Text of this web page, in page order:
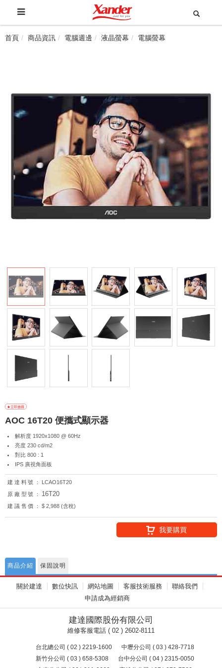
首頁 商品資訊 電腦週邊 液晶螢幕 電腦螢幕
AOC 16T20 便攜式顯示器
解析度 1920x1080 @ 60Hz
亮度 230 cd/m2
對比 800 : 1
IPS 廣視角面板
建達料號：
LCAO16T20
原廠型號：
16T20
建議售價： $ 2,988 (含稅)
我要購買
商品介紹 保固說明
關於建達 數位快訊 網站地圖 客服技術服務
聯絡我們
申請成為經銷商
建達國際股份有限公司
維修客服電話 ( 02 ) 2602-8111
台北總公司 ( 02 ) 2219-1600
中壢分公司 ( 03 ) 428-7718
新竹分公司 ( 03 ) 658-5308
台中分公司 ( 04 ) 2315-0050